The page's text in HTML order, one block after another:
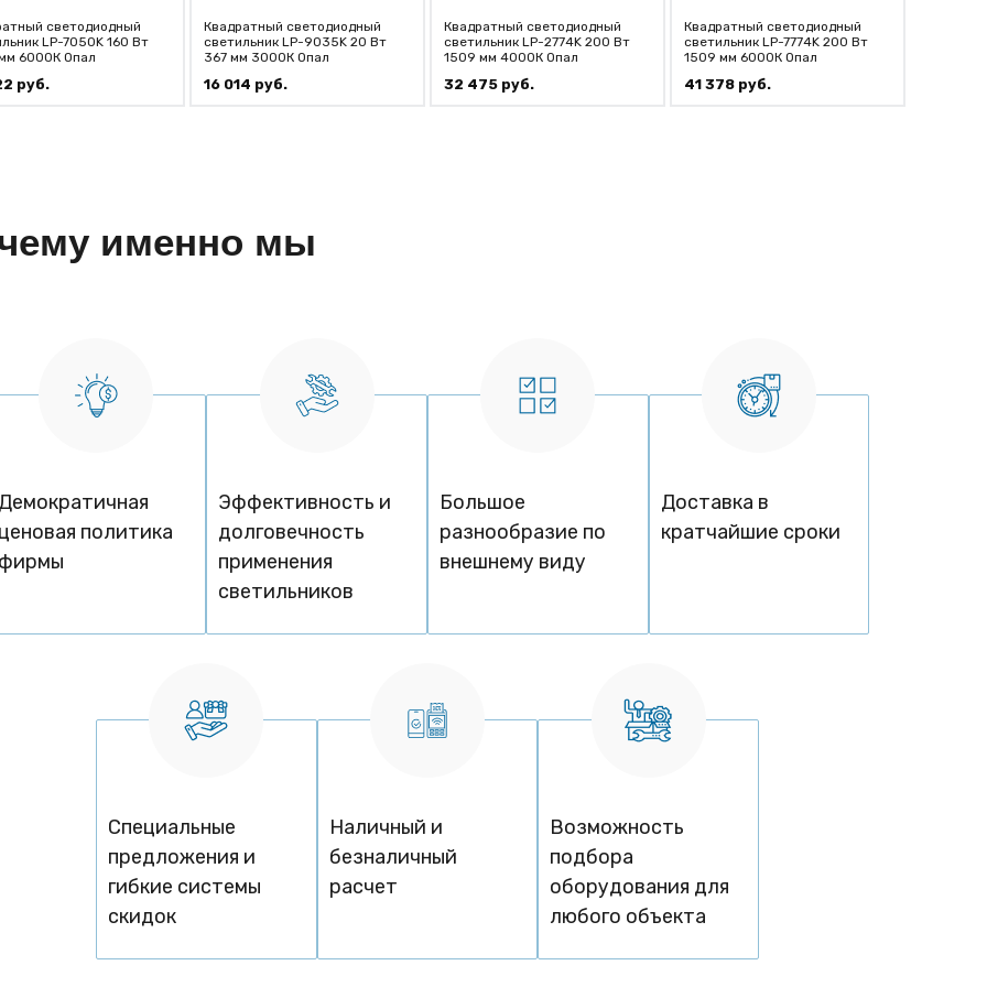
светодиодный
LP-7050K 160 Вт
6000К Опал
руб.
Квадратный светодиодный
светильник LP-9035K 20 Вт
367 мм 3000К Опал
16 014 руб.
Квадратный светодиодный
светильник LP-2774K 200 Вт
1509 мм 4000К Опал
32 475 руб.
Квадратный светодиодный
светильник LP-7774K 200 Вт
1509 мм 6000К Опал
41 378 руб.
именно мы
Демократичная
ценовая политика
фирмы
Эффективность и
долговечность
применения
светильников
Большое
разнообразие по
внешнему виду
Доставка в
кратчайшие сроки
Специальные
предложения и
гибкие системы
скидок
Наличный и
безналичный
расчет
Возможность
подбора
оборудования для
любого объекта